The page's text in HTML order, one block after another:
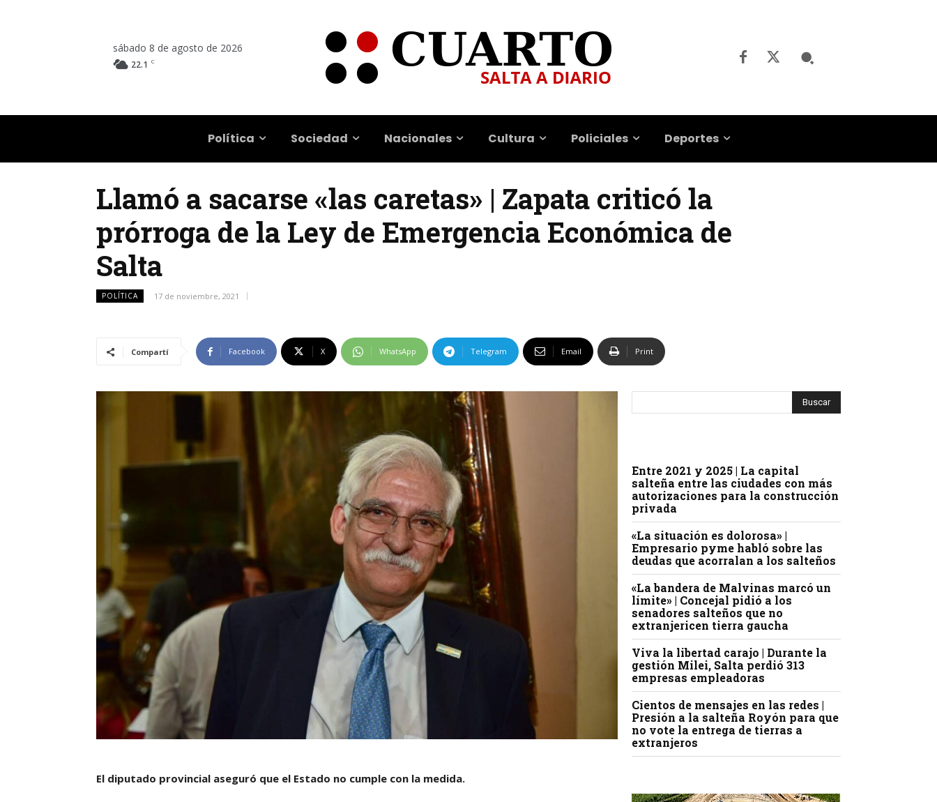
sábado 8 de agosto de 2026
22.1 C
Política Sociedad Nacionales Cultura Policiales Deportes
Llamó a sacarse «las caretas» | Zapata criticó la
prórroga de la Ley de Emergencia Económica de
Salta
POLÍTICA 17 de noviembre, 2021
Compartí Facebook X WhatsApp Telegram Email Print
El diputado provincial aseguró que el Estado no cumple con la medida.
Entre 2021 y 2025 | La capital
salteña entre las ciudades con más
autorizaciones para la construcción
privada
«La situación es dolorosa» |
Empresario pyme habló sobre las
deudas que acorralan a los salteños
«La bandera de Malvinas marcó un
límite» | Concejal pidió a los
senadores salteños que no
extranjericen tierra gaucha
Viva la libertad carajo | Durante la
gestión Milei, Salta perdió 313
empresas empleadoras
Cientos de mensajes en las redes |
Presión a la salteña Royón para que
no vote la entrega de tierras a
extranjeros